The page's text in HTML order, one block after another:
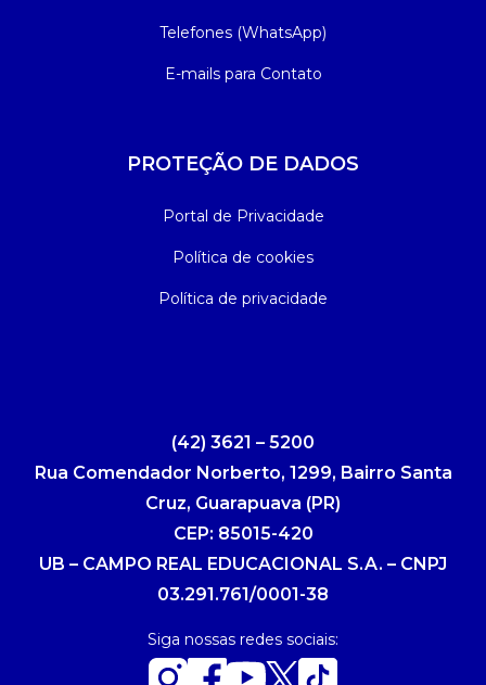
Telefones (WhatsApp)
E-mails para Contato
PROTEÇÃO DE DADOS
Portal de Privacidade
Política de cookies
Política de privacidade
(42) 3621 – 5200
Rua Comendador Norberto, 1299, Bairro Santa
Cruz, Guarapuava (PR)
CEP: 85015-420
UB – CAMPO REAL EDUCACIONAL S.A. – CNPJ
03.291.761/0001-38
Siga nossas redes sociais: